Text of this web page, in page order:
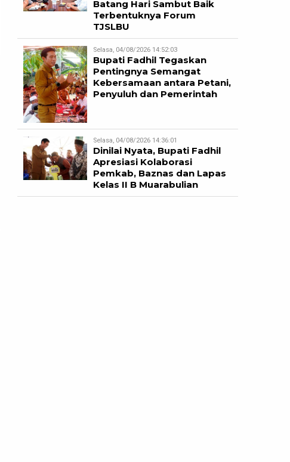
Batang Hari Sambut Baik
Terbentuknya Forum
TJSLBU
Selasa, 04/08/2026 14:52:03
Bupati Fadhil Tegaskan
Pentingnya Semangat
Kebersamaan antara Petani,
Penyuluh dan Pemerintah
Selasa, 04/08/2026 14:36:01
Dinilai Nyata, Bupati Fadhil
Apresiasi Kolaborasi
Pemkab, Baznas dan Lapas
Kelas II B Muarabulian